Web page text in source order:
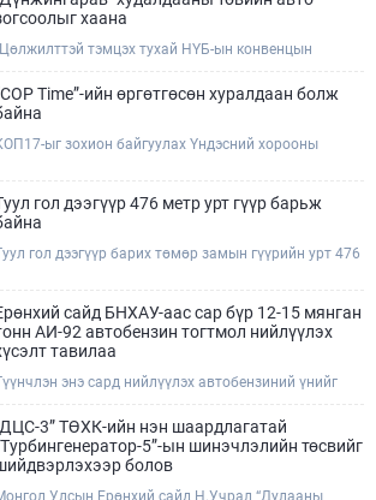
хаана
тэмцэх тухай НҮБ-ын конвенцын
17-28-ны өдрүүдэд Улаанбаатар хотод зохион
үеэр Нарантуул, Дүнжингарав
чиглэлд нийтийн тээврийн хүртээмжийг
Time”-ийн өргөтгөсөн хуралдаан болж
ыг зохион байгуулах Үндэсний хорооны
хуралдааныг тогтмол зохион байгуулж ирсэн
“COP Time”-ийн сүүлийн хуралдааныг
үүнд Үндэсний хорооны дэргэдэх дэд
гол дээгүүр 476 метр урт гүүр барьж
гол дээгүүр барих төмөр замын гүүрийн урт 476
найдвартай, тасралтгүй нэвтрүүлэх
байгууламж бөгөөд уг ажлыг "Очирням" ХХК,
саруул зам" ХХК, "Хотгорзам" ХХК зэрэг
сайд БНХАУ-аас сар бүр 12-15 мянган
АИ-92 автобензин тогтмол нийлүүлэх
тавилаа
энэ сард нийлүүлэх автобензиний үнийг
боломжийг судлахыг хүслээ. Тэрбээр
Улсад үүсээд буй шатахууны нөхцөл байдлыг
Иж бүрэн стратегийн түншлэл бүхий
БНХАУ-ын тал дэмжлэг үзүүлэх талаар БНХАУ-ын
3” ТӨХК-ийн нэн шаардлагатай
5”-ын шинэчлэлийн төсвийг
болов
Улсын Ерөнхий сайд Н.Учрал “Дулааны